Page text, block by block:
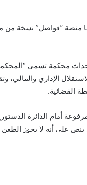
منصة “فواصل” نسخة
الإداري
القضائية.
أمام الدائرة